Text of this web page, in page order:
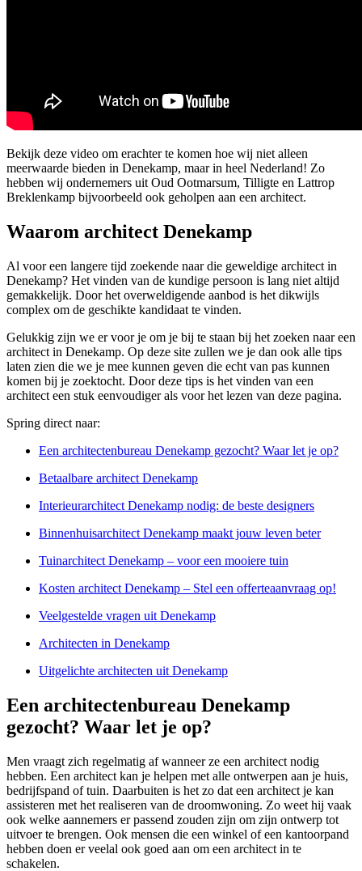
Bekijk deze video om erachter te komen hoe wij niet alleen
meerwaarde bieden in Denekamp, maar in heel Nederland! Zo
hebben wij ondernemers uit Oud Ootmarsum, Tilligte en Lattrop
Breklenkamp bijvoorbeeld ook geholpen aan een architect.
Waarom architect Denekamp
Al voor een langere tijd zoekende naar die geweldige architect in
Denekamp? Het vinden van de kundige persoon is lang niet altijd
gemakkelijk. Door het overweldigende aanbod is het dikwijls
complex om de geschikte kandidaat te vinden.
Gelukkig zijn we er voor je om je bij te staan bij het zoeken naar een
architect in Denekamp. Op deze site zullen we je dan ook alle tips
laten zien die we je mee kunnen geven die echt van pas kunnen
komen bij je zoektocht. Door deze tips is het vinden van een
architect een stuk eenvoudiger als voor het lezen van deze pagina.
Spring direct naar:
Een architectenbureau Denekamp gezocht? Waar let je op?
Betaalbare architect Denekamp
Interieurarchitect Denekamp nodig: de beste designers
Binnenhuisarchitect Denekamp maakt jouw leven beter
Tuinarchitect Denekamp – voor een mooiere tuin
Kosten architect Denekamp – Stel een offerteaanvraag op!
Veelgestelde vragen uit Denekamp
Architecten in Denekamp
Uitgelichte architecten uit Denekamp
Een architectenbureau Denekamp
gezocht? Waar let je op?
Men vraagt zich regelmatig af wanneer ze een architect nodig
hebben. Een architect kan je helpen met alle ontwerpen aan je huis,
bedrijfspand of tuin. Daarbuiten is het zo dat een architect je kan
assisteren met het realiseren van de droomwoning. Zo weet hij vaak
ook welke aannemers er passend zouden zijn om zijn ontwerp tot
uitvoer te brengen. Ook mensen die een winkel of een kantoorpand
hebben doen er veelal ook goed aan om een architect in te
schakelen.